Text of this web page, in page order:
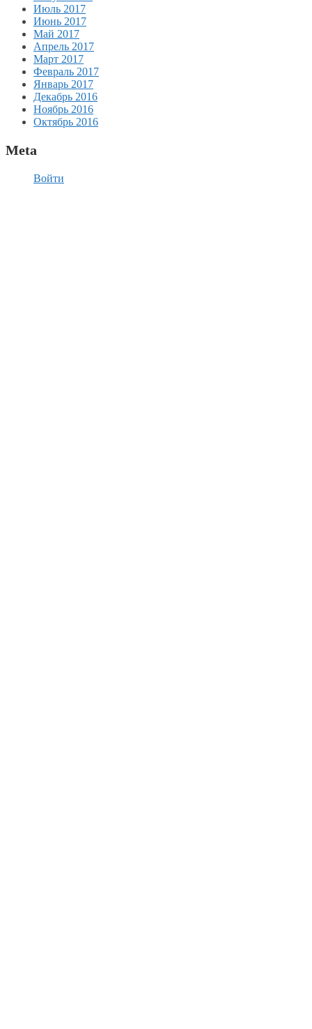
Июль 2017
Июнь 2017
Май 2017
Апрель 2017
Март 2017
Февраль 2017
Январь 2017
Декабрь 2016
Ноябрь 2016
Октябрь 2016
Meta
Войти